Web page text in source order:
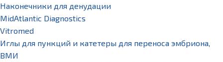
Наконечники для денудации
MidAtlantic Diagnostics
Vitromed
Иглы для пункций и катетеры для переноса эмбриона,
ВМИ